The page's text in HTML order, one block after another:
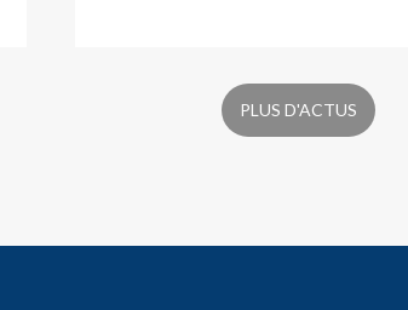
PLUS D'ACTUS